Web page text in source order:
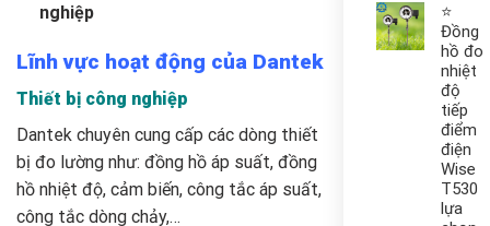
nghiệp
Lĩnh vực hoạt động của Dantek
Thiết bị công nghiệp
Dantek chuyên cung cấp các dòng thiết
bị đo lường như: đồng hồ áp suất, đồng
hồ nhiệt độ, cảm biến, công tắc áp suất,
công tắc dòng chảy,…
⭐
Đồng
hồ đo
nhiệt
độ
tiếp
điểm
điện
Wise
T530
lựa